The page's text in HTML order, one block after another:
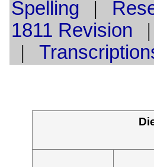
Spelling |
1811 Revision |
|